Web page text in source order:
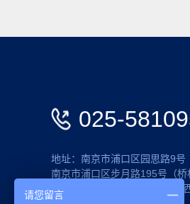
025-
地址：南京市浦口区园思路9号
南京市浦口区步月路195号（桥
青海省格尔木市藏青工业园区(
请您留言